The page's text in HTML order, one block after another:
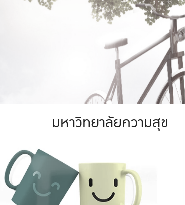
มหาวิทยาลัย
ให้กับประชาชน
มหาวิทยาลัยความสุข